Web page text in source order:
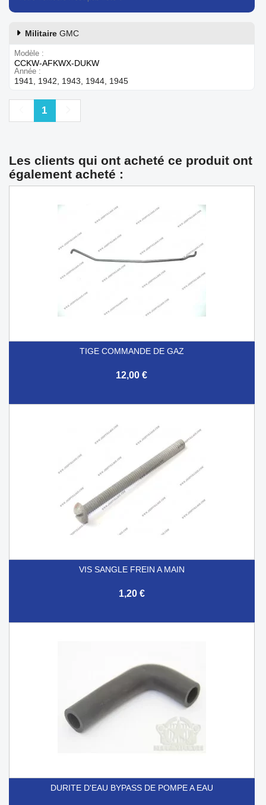
Militaire GMC
Modèle
CCKW-AFKWX-DUKW
Année
1941, 1942, 1943, 1944, 1945
Précédent
1
Les clients qui ont acheté ce produit ont
également acheté :
TIGE COMMANDE DE GAZ
12,00 €
VIS SANGLE FREIN A MAIN
1,20 €
DURITE D'EAU BYPASS DE POMPE A EAU